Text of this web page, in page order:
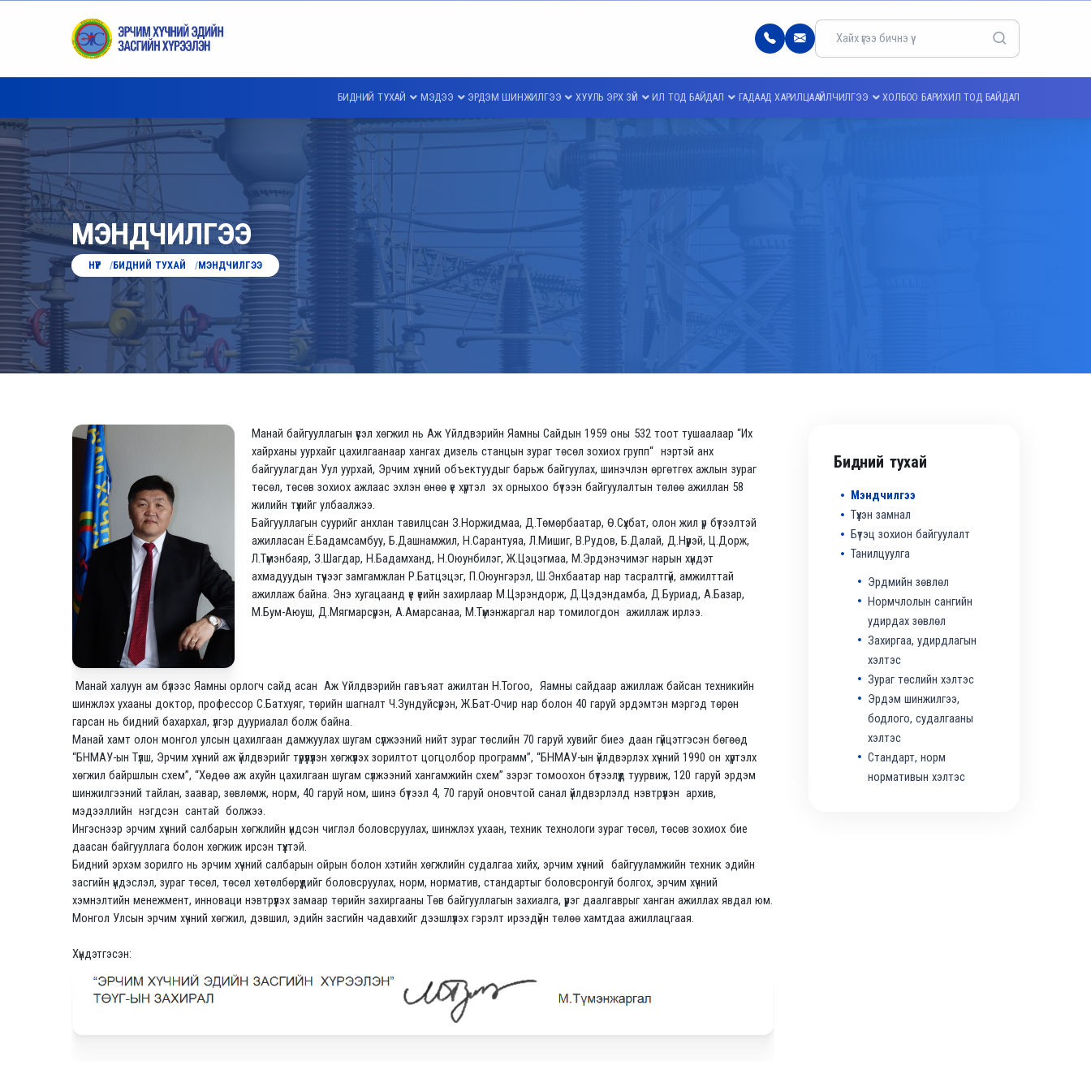
77103344info@meei.energy.gov.mn
БИДНИЙ ТУХАЙ МЭДЭЭ ЭРДЭМ ШИНЖИЛГЭЭ ХУУЛЬ ЭРХ ЗҮЙ ИЛ ТОД БАЙДАЛ ГАДААД ХАРИЛЦААҮЙЛЧИЛГЭЭ ХОЛБОО БАРИХИЛ ТОД БАЙДАЛ
МЭНДЧИЛГЭЭ
НҮҮР БИДНИЙ ТУХАЙ МЭНДЧИЛГЭЭ
Манай байгууллагын үүсэл хөгжил нь Аж Үйлдвэрийн Яамны Сайдын 1959 оны 532 тоот тушаалаар “Их
хайрханы уурхайг цахилгаанаар хангах дизель станцын зураг төсөл зохиох групп“ нэртэй анх
байгуулагдан Уул уурхай, Эрчим хүчний объектуудыг барьж байгуулах, шинэчлэн өргөтгөх ажлын зураг
төсөл, төсөв зохиох ажлаас эхлэн өнөө үе хүртэл эх орныхоо бүтээн байгуулалтын төлөө ажиллан 58
жилийн түүхийг улбаалжээ.
Байгууллагын суурийг анхлан тавилцсан З.Норжидмаа, Д.Төмөрбаатар, Ө.Сүхбат, олон жил үр бүтээлтэй
ажилласан Ё.Бадамсамбуу, Б.Дашнамжил, Н.Сарантуяа, Л.Мишиг, В.Рудов, Б.Далай, Д.Нүүрэй, Ц.Дорж,
Л.Түмэнбаяр, З.Шагдар, Н.Бадамханд, Н.Оюунбилэг, Ж.Цэцэгмаа, М.Эрдэнэчимэг нарын хүндэт
ахмадуудын түүчээг замгамжлан Р.Батцэцэг, П.Оюунгэрэл, Ш.Энхбаатар нар тасралтгүй, амжилттай
ажиллаж байна. Энэ хугацаанд үе үеийн захирлаар М.Цэрэндорж, Д.Цэдэндамба, Д.Буриад, А.Базар,
М.Бум-Аюуш, Д.Мягмарсүрэн, А.Амарсанаа, М.Түмэнжаргал нар томилогдон ажиллаж ирлээ.
Манай халуун ам бүлээс Яамны орлогч сайд асан Аж Үйлдвэрийн гавъяат ажилтан Н.Тогоо, Яамны сайдаар ажиллаж байсан техникийн
шинжлэх ухааны доктор, профессор С.Батхуяг, төрийн шагналт Ч.Зундуйсүрэн, Ж.Бат-Очир нар болон 40 гаруй эрдэмтэн мэргэд төрөн
гарсан нь бидний бахархал, үлгэр дууриалал болж байна.
Манай хамт олон монгол улсын цахилгаан дамжуулах шугам сүлжээний нийт зураг төслийн 70 гаруй хувийг биеэ даан гүйцэтгэсэн бөгөөд
“БНМАУ-ын Түлш, Эрчим хүчний аж үйлдвэрийг түрүүлүүлэн хөгжүүлэх зорилтот цогцолбор программ”, “БНМАУ-ын үйлдвэрлэх хүчний 1990 он хүртэлх
хөгжил байршлын схем”, “Хөдөө аж ахуйн цахилгаан шугам сүлжээний хангамжийн схем” зэрэг томоохон бүтээлүүд туурвиж, 120 гаруй эрдэм
шинжилгээний тайлан, заавар, зөвлөмж, норм, 40 гаруй ном, шинэ бүтээл 4, 70 гаруй оновчтой санал үйлдвэрлэлд нэвтрүүлэн архив,
мэдээллийн нэгдсэн сантай болжээ.
Ингэснээр эрчим хүчний салбарын хөгжлийн үндсэн чиглэл боловсруулах, шинжлэх ухаан, техник технологи зураг төсөл, төсөв зохиох бие
даасан байгууллага болон хөгжиж ирсэн түүхтэй.
Бидний эрхэм зорилго нь эрчим хүчний салбарын ойрын болон хэтийн хөгжлийн судалгаа хийх, эрчим хүчний байгууламжийн техник эдийн
засгийн үндэслэл, зураг төсөл, төсөл хөтөлбөрүүдийг боловсруулах, норм, норматив, стандартыг боловсронгуй болгох, эрчим хүчний
хэмнэлтийн менежмент, инноваци нэвтрүүлэх замаар төрийн захиргааны Төв байгууллагын захиалга, үүрэг даалгаврыг ханган ажиллах явдал юм.
Монгол Улсын эрчим хүчний хөгжил, дэвшил, эдийн засгийн чадавхийг дээшлүүлэх гэрэлт ирээдүйн төлөө хамтдаа ажиллацгаая.
Хүндэтгэсэн:
Бидний тухай
Мэндчилгээ
Түүхэн замнал
Бүтэц зохион байгуулалт
Танилцуулга
Эрдмийн зөвлөл
Нормчлолын сангийн
удирдах зөвлөл
Захиргаа, удирдлагын
хэлтэс
Зураг төслийн хэлтэс
Эрдэм шинжилгээ,
бодлого, судалгааны
хэлтэс
Стандарт, норм
нормативын хэлтэс